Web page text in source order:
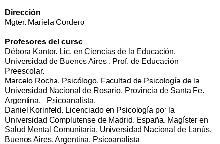
Dirección
Mgter. Mariela Cordero
Profesores del curso
Débora Kantor. Lic. en Ciencias de la Educación,
Universidad de Buenos Aires . Prof. de Educación
Preescolar.
Marcelo Rocha. Psicólogo. Facultad de Psicología de la
Universidad Nacional de Rosario, Provincia de Santa Fe.
Argentina. Psicoanalista.
Daniel Korinfeld. Licenciado en Psicología por la
Universidad Complutense de Madrid, España. Magíster en
Salud Mental Comunitaria, Universidad Nacional de Lanús,
Buenos Aires, Argentina. Psicoanalista